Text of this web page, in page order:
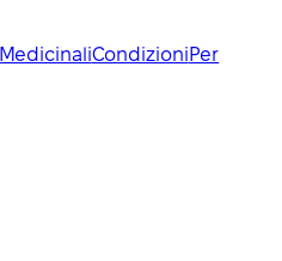
MedicinaliCondizioniPer